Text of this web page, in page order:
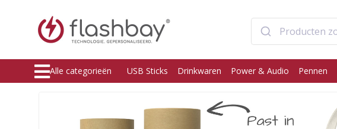
Alle categorieën USB Sticks Drinkwaren Power & Audio Pennen